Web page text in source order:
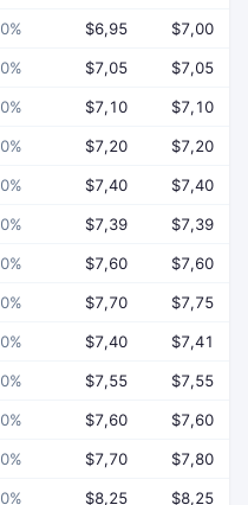
$6,95 $7,00
$7,05 $7,05
$7,10 $7,10
$7,20 $7,20
$7,40 $7,40
$7,39 $7,39
$7,60 $7,60
$7,70 $7,75
$7,40 $7,41
$7,55 $7,55
$7,60 $7,60
$7,70 $7,80
$8,25 $8,25